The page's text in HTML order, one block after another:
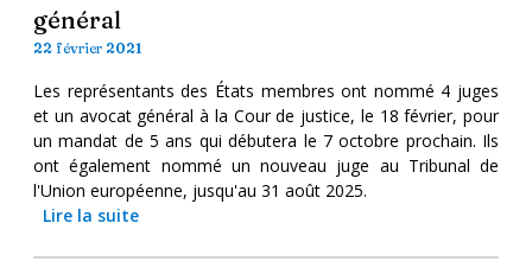
général
22 février 2021
Les représentants des États membres ont nommé 4 juges
et un avocat général à la Cour de justice, le 18 février, pour
un mandat de 5 ans qui débutera le 7 octobre prochain. Ils
ont également nommé un nouveau juge au Tribunal de
l'Union européenne, jusqu'au 31 août 2025.
Lire la suite